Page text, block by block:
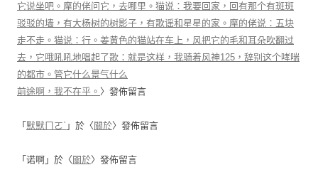
它说坐吧。摩的佬问它，去哪里。猫说：我要回家，回有那个有斑斑
驳驳的墙，有大杨树的树影子，有歌谣和星星的家。摩的佬说：五块
走不走。猫说：行。姜黄色的猫站在车上，风把它的毛和耳朵吹翻过
去，它哦吼吼地唱起了歌：就是这样，我骑着风神125，辞别这个哮喘
的都市。管它什么景气什么
前途啊，我不在乎。 〉發佈留言
「 默默ㄇㄛˋ 」於〈 關於〉發佈留言
「 诺啊 」於〈 關於〉發佈留言